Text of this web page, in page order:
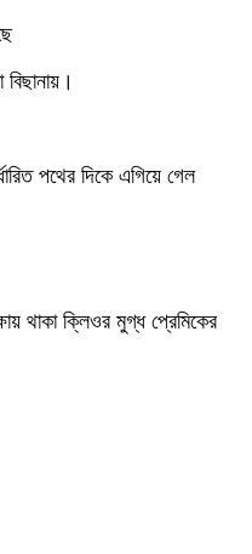
পথের দিকে এগিয়ে গেল
থাকা ক্লিওর মুগ্ধ প্রেমিকের